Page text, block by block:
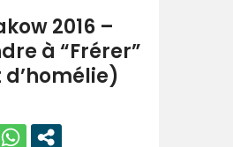
aider
2016 –
à “Frérer”